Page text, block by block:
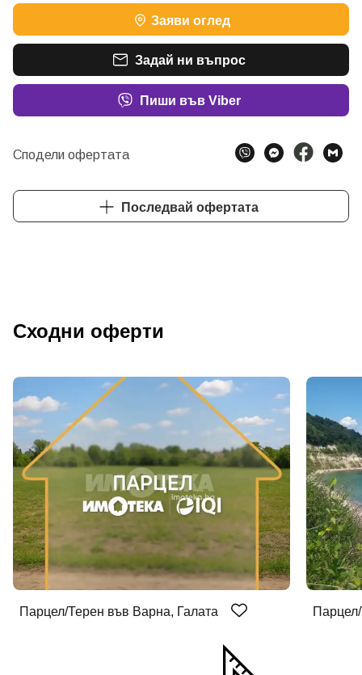
Заяви оглед
Задай ни въпрос
Пиши във Viber
Сподели офертата
Последвай офертата
Сходни оферти
Парцел/Терен във Варна, Галата